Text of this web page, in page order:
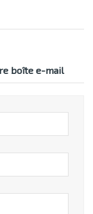
boîte e-mail